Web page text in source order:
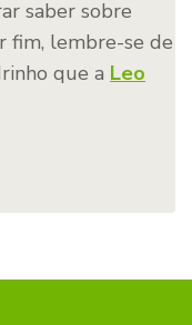
saber sobre
fim, lembre-se de
que a Leo